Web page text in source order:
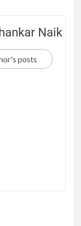
Naik
posts